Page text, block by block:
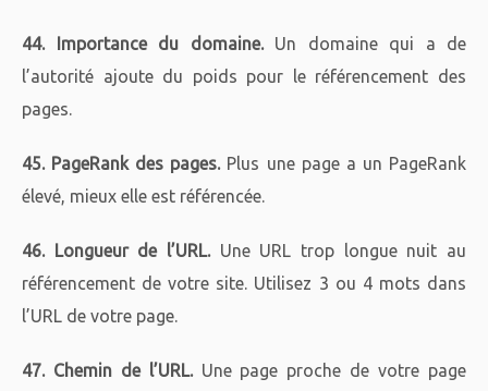
44. Importance du domaine.Un domaine qui a de
l’autorité ajoute du poids pour le référencement des
pages.
45. PageRank des pages.Plus une page a un PageRank
élevé, mieux elle est référencée.
46. Longueur de l’URL.Une URL trop longue nuit au
référencement de votre site. Utilisez 3 ou 4 mots dans
l’URL de votre page.
47. Chemin de l’URL.Une page proche de votre page